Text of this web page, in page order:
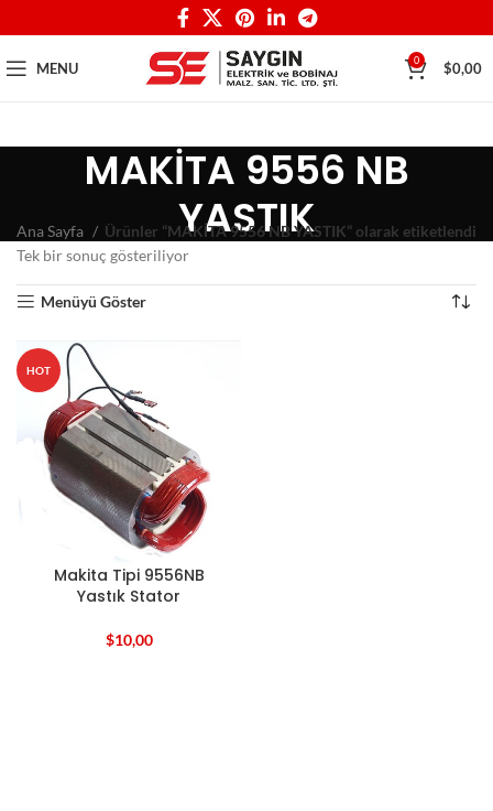
MENU 0 $0,00
MAKİTA 9556 NB
YASTIK
Ana Sayfa
Ürünler “MAKİTA 9556 NB YASTIK” olarak etiketlendi
Tek bir sonuç gösteriliyor
Menüyü Göster
HOT
Makita Tipi 9556NB
Yastık Stator
$10,00